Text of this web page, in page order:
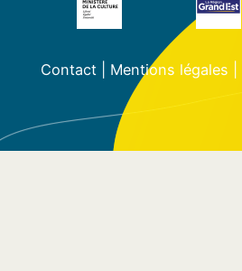
Contact| Mentions légales